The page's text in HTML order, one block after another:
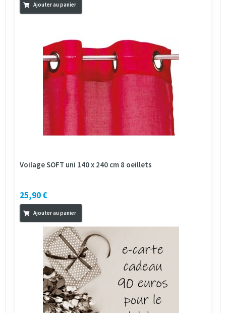
Ajouter au panier
Voilage SOFT uni 140 x 240 cm 8 oeillets
25,90 €
Ajouter au panier